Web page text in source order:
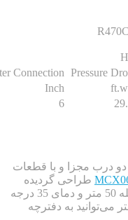
Water Connection
درب مجزا و با قطعات
گردیده
است. در جدول زیر سایز کابل برای فاصله 50 متر و دمای 35 درجه
به دفترچه